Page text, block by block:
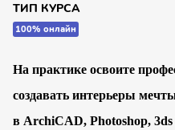
ТИП КУРСА
100% онлайн
На практике освоите
создавать интерьеры
в ArchiCAD, Photoshop,